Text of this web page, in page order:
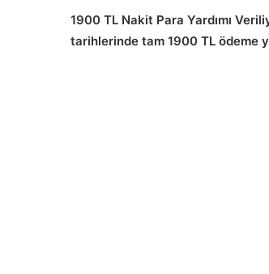
1900 TL Nakit Para Yardımı
tarihlerinde tam 1900 TL ödeme